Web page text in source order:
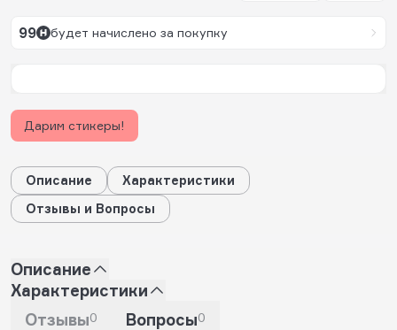
99 будет начислено за покупку
Дарим стикеры!
Описание
Характеристики
Отзывы и Вопросы
Описание
Характеристики
Отзывы0 Вопросы0